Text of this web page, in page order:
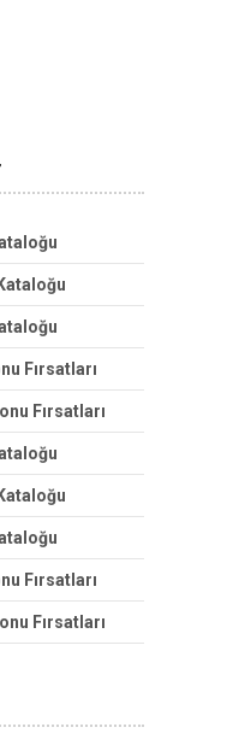
Fırsatları
Fırsatları
Fırsatları
Fırsatları